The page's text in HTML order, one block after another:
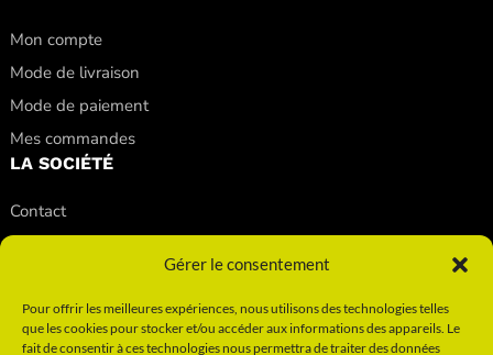
Gérer le consentement
Pour offrir les meilleures expériences, nous utilisons des technologies telles
que les cookies pour stocker et/ou accéder aux informations des appareils. Le
fait de consentir à ces technologies nous permettra de traiter des données
Mon compte
Mode de livraison
Mode de paiement
Mes commandes
LA SOCIÉTÉ
Contact
Qui sommes-nous ?
INFORMATIONS